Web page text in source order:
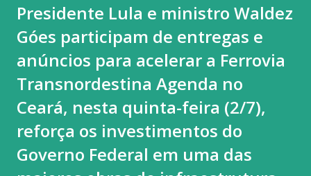
superiores e colegas que busquem influenciar o voto livre e
secreto de funcionários. O assédio eleitoral ocorre quando
alguém utiliza sua posição de poder no ambiente de
trabalho para influenciar, constranger ou pressionar
trabalhadores a votar, deixar de votar ou apoiar
determinado candidato, partido ou posicionamento
político. “É a prática do empregador que gera esse
constrang...
Presidente Lula e ministro Waldez
Góes participam de entregas e
anúncios para acelerar a Ferrovia
Transnordestina Agenda no
Ceará, nesta quinta-feira (2/7),
reforça os investimentos do
Governo Federal em uma das